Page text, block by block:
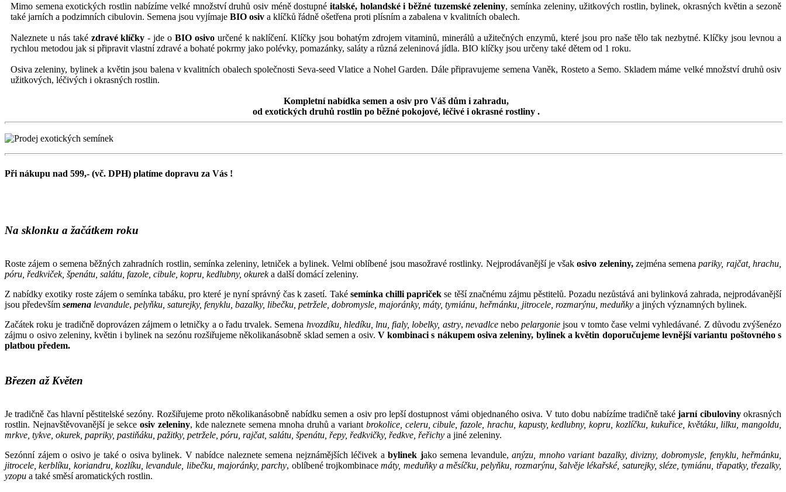
Mimo semena exotických rostlin nabízíme velké množství druhů osiv méně dostupnéitalské, holandské i běžnétuzemské zeleniny, semínka zeleniny, užitkových rostlin, bylinek, okrasných květin a sezoně
také jarních a podzimních cibulovin. Semena jsou vyjímaje BIO osiv a klíčků řádně ošetřena proti plísním a zabalena v kvalitních obalech.
Naleznete u nás také zdravé klíčky - jde o BIO osivourčené k naklíčení. Klíčky jsou bohatým zdrojem vitaminů, minerálů a užitečných enzymů, které jsou pro naše tělo tak nezbytné. Klíčky jsou levnou a
rychlou metodou jak si připravit vlastní zdravé a bohaté pokrmy jako polévky, pomazánky, saláty a různá zeleninová jídla. BIO klíčky jsou určeny také dětem od 1 roku.
Osiva zeleniny, bylinek a květin jsou balena v kvalitních obalech společnosti Seva-seed Vlatice a Nohel Garden. Dále připravujeme semena Vaněk, Rosteto a Semo. Skladem máme velké množství druhů osiv
užitkových, léčivých i okrasných rostlin.
Kompletní nabídka semen a osiv pro Váš dům i zahradu,
od exotických druhů rostlin po běžné pokojové, léčivé i okrasné rostliny .
Při nákupu nad 599,- (vč. DPH) platíme dopravu za Vás !
Na sklonku a žačátkem roku
Roste zájem o semena běžných zahradních rostlin, semínka zeleniny, letniček a bylinek. Velmi oblíbené jsou masožravé rostlinky. Nejprodávanější je všakosivo zeleniny,zejména semena pariky, rajčat, hrachu,
póru, ředkviček, špenátu, salátu, fazole, cibule, kopru, kedlubny, okureka další domácí zeleniny.
Z nabídky exotiky roste zájem o semínka tabáku, pro které je nyní správný čas k zasetí. Také semínka chilli papričekse těší značnému zájmu pěstitelů. Pozadu nezůstává ani bylinková zahrada, nejprodávanější
jsou především semena levandule, pelyňku, saturejky, fenyklu, bazalky, libečku, petržele, dobromysle, majoránky, máty, tymiánu, heřmánku, jitrocele, rozmarýnu, meduňky a jiných významných bylinek.
Začátek roku je tradičně doprovázen zájmem o letničky a o řadu trvalek. Semena hvozdíku, hledíku, lnu, fialy, lobelky, astry, nevadlcenebopelargoniejsou v tomto čase velmi vyhledávané. Z důvodu zvýšenézo
zájmu o osivo zeleniny, květin i bylinek na sezónu rozšiřujeme několikanásobně sklad semen a osiv. V kombinaci s nákupem osiva zeleniny, bylinek a květin doporučujeme levnější variantu poštovného s
platbou předem.
Březen až Květen
Je tradičně čas hlavní pěstitelské sezóny. Rozšiřujeme proto několikanásobně nabídku semen a osiv pro lepší dostupnost vámi objednaného osiva. V tuto dobu nabízíme tradičně také jarní cibulovinyokrasných
rostlin. Nejnavštěvovanější je sekceosiv zeleniny, kde naleznete semena mnoha druhů a variant brokolice, celeru, cibule, fazole, hrachu, kapusty, kedlubny, kopru, kozlíčku, kukuřice, květáku, lilku, mangoldu,
mrkve, tykve, okurek, papriky, pastiňáku, pažitky, petržele, póru, rajčat, salátu, špenátu, řepy, ředkvičky, ředkve, řeřichy a jiné zeleniny.
Sezónní zájem o osivo je také o osiva bylinek. V nabídce naleznete semena nejznámějších léčivek a bylinek jako semena levandule,anýzu, mnoho variant bazalky, divizny, dobromysle, fenyklu, heřmánku,
jitrocele, kerblíku, koriandru, kozlíku, levandule, libečku, majoránky, parchy, oblíbené trojkombinacemáty, meduňky a měsíčku, pelyňku, rozmarýnu, šalvěje lékařské, saturejky, sléze, tymiánu, třapatky, třezalky,
yzopu a také směsí aromatických rostlin.